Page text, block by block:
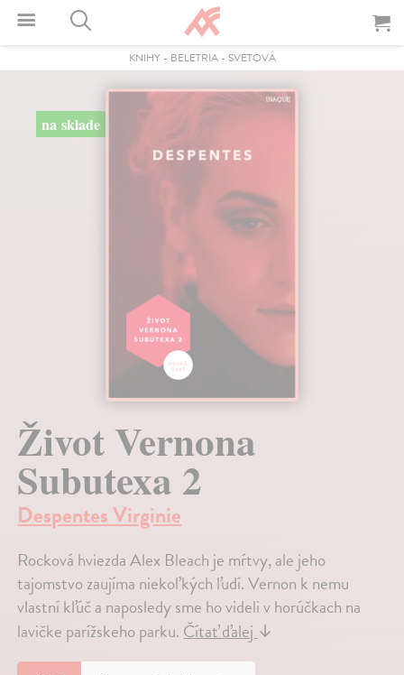
KNIHY- BELETRIA- SVETOVÁ
na sklade
Život Vernona
Subutexa 2
Despentes Virginie
Rocková hviezda Alex Bleach je mŕtvy, ale jeho
tajomstvo zaujíma niekoľkých ľudí. Vernon k nemu
vlastní kľúč a naposledy sme ho videli v horúčkach na
lavičke parížskeho parku. Čítať ďalej ↓